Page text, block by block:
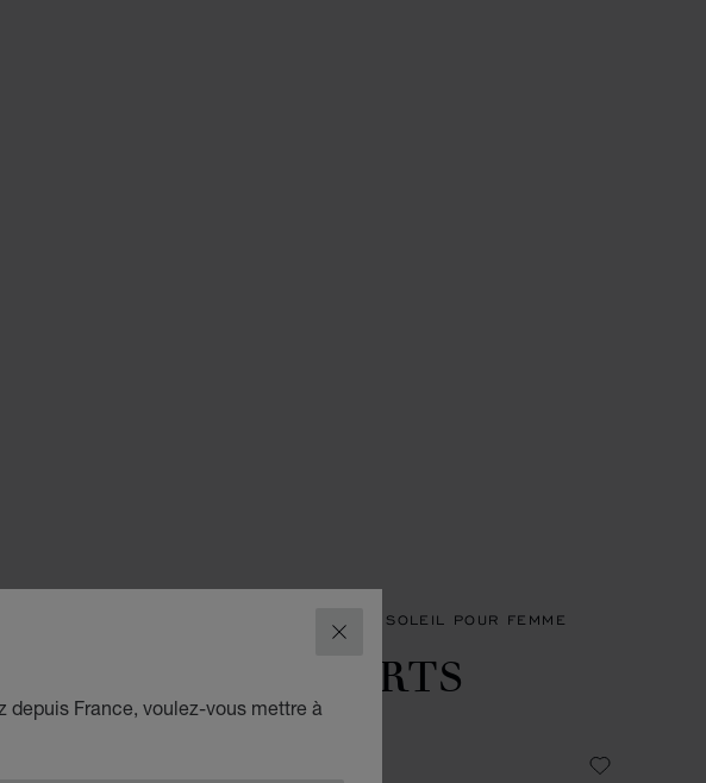
FERMER
depuis France, voulez-vous mettre à
LUNETTES DE SOLEIL POUR FEMME
HAPPY HEARTS
SCHG68V620A40